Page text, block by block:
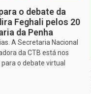
o debate da
Feghali pelos 20
da Penha
A Secretaria Nacional
da CTB está nos
o debate virtual